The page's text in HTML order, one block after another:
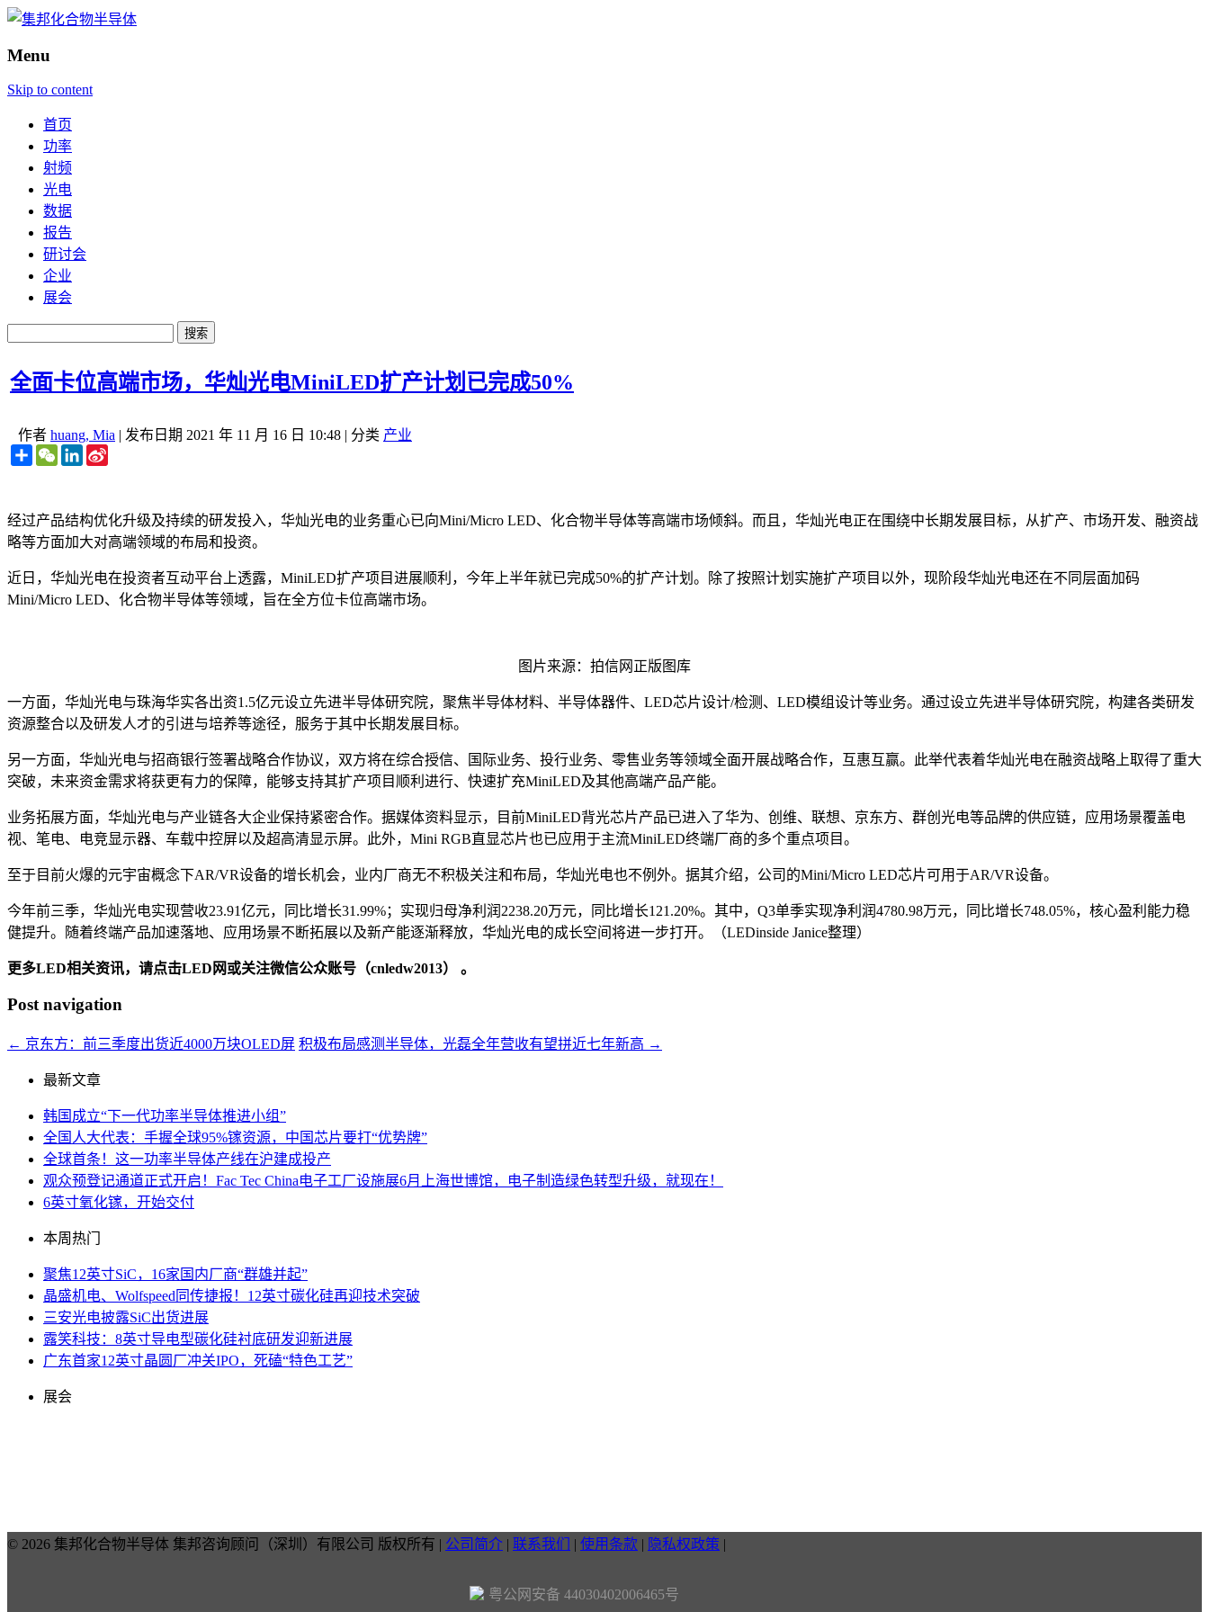
Menu
Skip to content
首页
功率
射频
光电
数据
报告
研讨会
企业
展会
全面卡位高端市场，华灿光电MiniLED扩产计划已完成50%
作者 huang, Mia | 发布日期 2021 年 11 月 16 日 10:48 | 分类 产业
ShareWeChatLinkedIn
经过产品结构优化升级及持续的研发投入，华灿光电的业务重心已向Mini/Micro LED、化合物半导体等高端市场倾斜。而且，华灿光电正在围绕中长期发展目标，从扩产、市场开发、融资战
略等方面加大对高端领域的布局和投资。
近日，华灿光电在投资者互动平台上透露，MiniLED扩产项目进展顺利，今年上半年就已完成50%的扩产计划。除了按照计划实施扩产项目以外，现阶段华灿光电还在不同层面加码
Mini/Micro LED、化合物半导体等领域，旨在全方位卡位高端市场。
图片来源：拍信网正版图库
一方面，华灿光电与珠海华实各出资1.5亿元设立先进半导体研究院，聚焦半导体材料、半导体器件、LED芯片设计/检测、LED模组设计等业务。通过设立先进半导体研究院，构建各类研发
资源整合以及研发人才的引进与培养等途径，服务于其中长期发展目标。
另一方面，华灿光电与招商银行签署战略合作协议，双方将在综合授信、国际业务、投行业务、零售业务等领域全面开展战略合作，互惠互赢。此举代表着华灿光电在融资战略上取得了重大
突破，未来资金需求将获更有力的保障，能够支持其扩产项目顺利进行、快速扩充MiniLED及其他高端产品产能。
业务拓展方面，华灿光电与产业链各大企业保持紧密合作。据媒体资料显示，目前MiniLED背光芯片产品已进入了华为、创维、联想、京东方、群创光电等品牌的供应链，应用场景覆盖电
视、笔电、电竞显示器、车载中控屏以及超高清显示屏。此外，Mini RGB直显芯片也已应用于主流MiniLED终端厂商的多个重点项目。
至于目前火爆的元宇宙概念下AR/VR设备的增长机会，业内厂商无不积极关注和布局，华灿光电也不例外。据其介绍，公司的Mini/Micro LED芯片可用于AR/VR设备。
今年前三季，华灿光电实现营收23.91亿元，同比增长31.99%；实现归母净利润2238.20万元，同比增长121.20%。其中，Q3单季实现净利润4780.98万元，同比增长748.05%，核心盈利能力稳
健提升。随着终端产品加速落地、应用场景不断拓展以及新产能逐渐释放，华灿光电的成长空间将进一步打开。（LEDinside Janice整理）
更多LED相关资讯，请点击LED网或关注微信公众账号（cnledw2013） 。
Post navigation
← 京东方：前三季度出货近4000万块OLED屏 积极布局感测半导体，光磊全年营收有望拼近七年新高 →
最新文章
韩国成立“下一代功率半导体推进小组”
全国人大代表：手握全球95%镓资源，中国芯片要打“优势牌”
全球首条！这一功率半导体产线在沪建成投产
观众预登记通道正式开启！Fac Tec China电子工厂设施展6月上海世博馆，电子制造绿色转型升级，就现在！
6英寸氧化镓，开始交付
本周热门
聚焦12英寸SiC，16家国内厂商“群雄并起”
晶盛机电、Wolfspeed同传捷报！12英寸碳化硅再迎技术突破
三安光电披露SiC出货进展
露笑科技：8英寸导电型碳化硅衬底研发迎新进展
广东首家12英寸晶圆厂冲关IPO，死磕“特色工艺”
展会
© 2026 集邦化合物半导体 集邦咨询顾问（深圳）有限公司 版权所有 | 公司简介 | 联系我们 | 使用条款 | 隐私权政策 |
粤公网安备 44030402006465号